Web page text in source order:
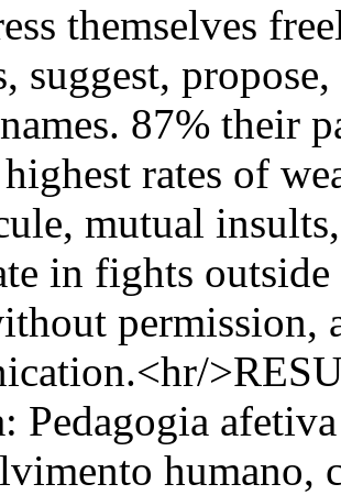
themselves
suggest,
87% their
rates of
mutual
in fights
Pedagogia
humano,